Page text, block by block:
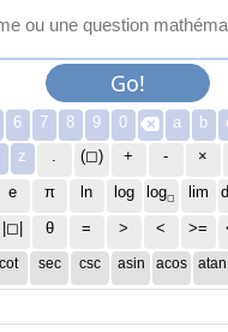
e ou une question mathéma
Go!
6 7 8 9 0  a b
z . (◻) + - ×
e π ln log log◻ lim
|◻| θ = > < >=
cot sec csc asin acos atan